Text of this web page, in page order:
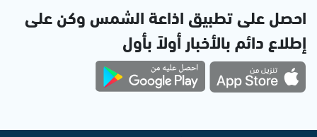
احصل على تطبيق اذاعة الشمس وكن على
إطلاع دائم بالأخبار أولاً بأول